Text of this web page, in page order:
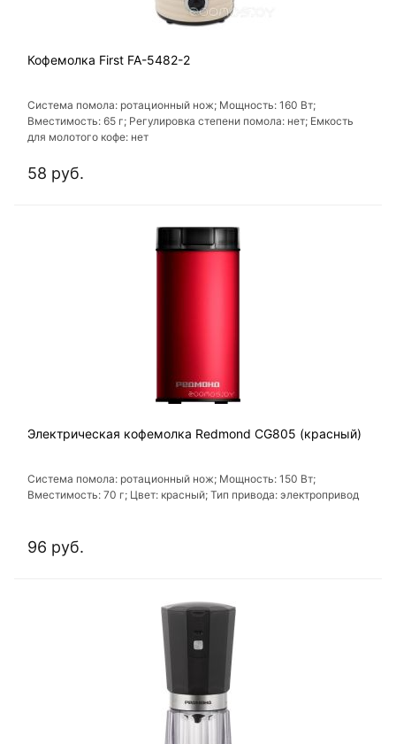
Кофемолка First FA-5482-2
Система помола: ротационный нож; Мощность: 160 Вт;
Вместимость: 65 г; Регулировка степени помола: нет; Емкость
для молотого кофе: нет
58 руб.
Электрическая кофемолка Redmond CG805 (красный)
Система помола: ротационный нож; Мощность: 150 Вт;
Вместимость: 70 г; Цвет: красный; Тип привода: электропривод
96 руб.